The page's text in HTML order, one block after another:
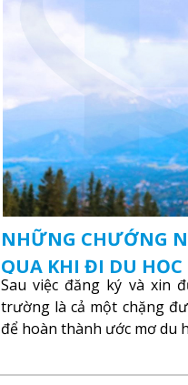
NHỮNG CHƯỚNG
QUA KHI ĐI DU HỌC
Sau việc đăng ký và xin
trường là cả một chặng
để hoàn thành ước mơ du